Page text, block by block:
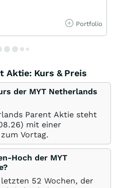
Portfolio
Aktie: Kurs & Preis
der MYT Netherlands
Parent Aktie steht
) mit einer
zum Vortag.
Hoch der MYT
52 Wochen, der